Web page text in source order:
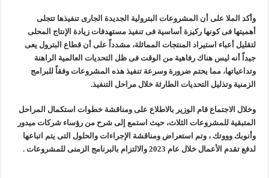
وأكد الملا على أن المشروعات البترولية الجديدة الجارى تنفيذها تتجلى
أهميتها فى كونها ركيزة أساسية فى تنفيذ مستهدفات زيادة الإنتاج المحلى
لتقليل أعباء استيراد المنتجات المماثلة، مشدداً على أن قطاع البترول يعى
جيداً أنه ليس هناك رفاهية من الوقت فى ظل التحديات العالمية الراهنة
وتداعياتها، مما يحتم ضرورة وسرعة تنفيذ هذه المشروعات وفقاً للبرامج
الزمنية وتذليل التحديات الطارئة خلال مراحل التنفيذ.
وخلال الاجتماع قام الوزير بالاطلاع على ومناقشة خطوات استكمال المراحل
المتبقية للمشروعات الثلاث، حيث استمع إلى شرح من رؤساء شركات ميدور
وأنوبك وووتك ، وتم استعراض ومناقشة الإجراءات والحلول التى يتم اتباعها
لدفع تقدم الأعمال خلال عام 2023 والالتزام بالبرنامج الزمنى للمشروعات .